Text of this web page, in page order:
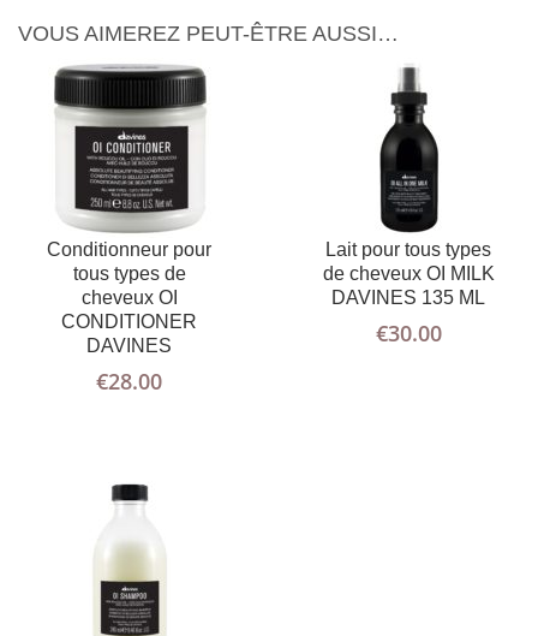
VOUS AIMEREZ PEUT-ÊTRE AUSSI…
Conditionneur pour
tous types de
cheveux OI
CONDITIONER
DAVINES
€28.00
Lait pour tous types
de cheveux OI MILK
DAVINES 135 ML
€30.00
AJOUTER
AU PANIER
PLUS
D'INFOS